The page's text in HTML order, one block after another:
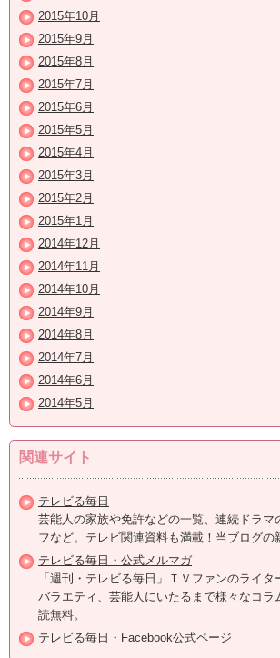
2015年10月
2015年9月
2015年8月
2015年7月
2015年6月
2015年5月
2015年4月
2015年3月
2015年2月
2015年1月
2014年12月
2014年11月
2014年10月
2014年9月
2014年8月
2014年7月
2014年6月
2014年5月
関連サイト
テレビる毎日
芸能人の家族や免許などの一覧、連続ドラマ
フなど。テレビ関連資料も満載！当ブログの
テレビる毎日・公式メルマガ
「週刊・テレビる毎日」ＴＶファンのライ
バラエティ、芸能人にいたるまで様々なコラ
読無料。
テレビる毎日・Facebook公式ページ